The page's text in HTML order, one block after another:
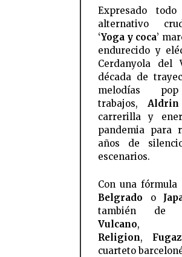
Expresado
alternativo
‘Yoga y coca’
endurecido y
Cerdanyola del
década de
melodías
trabajos,
carrerilla y
pandemia para
años de
escenarios.
Con una
Belgrado o
también de
Vulcano
Religion,
cuarteto